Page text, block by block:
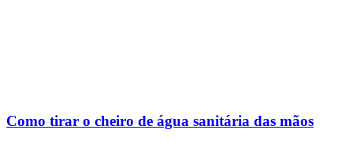
Como tirar o cheiro de água sanitária das mãos